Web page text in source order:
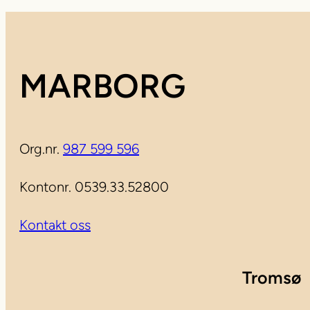
MARBORG
Org.nr. 987 599 596
Kontonr. 0539.33.52800
Kontakt oss
Tromsø